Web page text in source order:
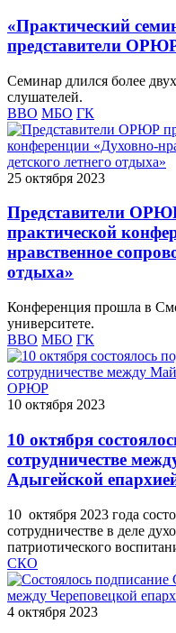
«Практический
представители
Семинар длился более
слушателей.
ВВО МБО ГК
25 октября 2023
Представители
практической
нравственное
отдыха»
Конференция прошла в
университете.
ВВО МБО ГК
10 октября 2023
10 октября
сотрудничестве
Адыгейской
10 октября 2023 года
сотрудничестве в деле
патриотического
СКО
4 октября 2023